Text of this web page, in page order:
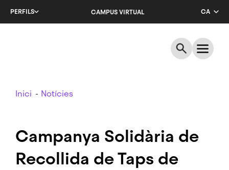
PERFILS CAMPUS VIRTUAL
CA
ES
Breadcrumb
Inici Notícies
Campanya Solidària de
Recollida de Taps de